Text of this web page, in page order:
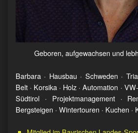
Geboren, aufgewachsen und
Barbara · Hausbau · Schweden ·
Belt · Korsika · Holz · Automation ·
Südtirol · Projektmanagement ·
Bergsteigen · Wintertouren · Kuchen ·